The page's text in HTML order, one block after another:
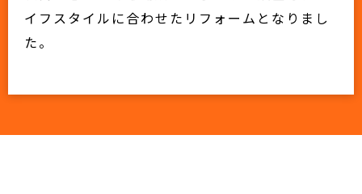
イフスタイルに合わせたリフォームとなりまし
た。